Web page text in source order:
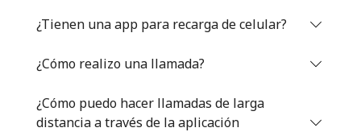
¿Tienen una app para recarga de celular?
¿Cómo realizo una llamada?
¿Cómo puedo hacer llamadas de larga
distancia a través de la aplicación